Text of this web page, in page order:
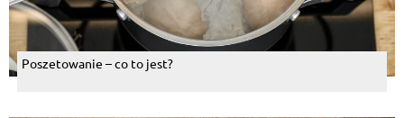
Poszetowanie – co to jest?